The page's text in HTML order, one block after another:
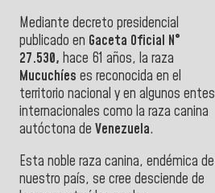
Mediante decreto presidencial
publicado en Gaceta Oficial N°
27.530, hace 61 años, la raza
Mucuchíes es reconocida en el
territorio nacional y en algunos entes
internacionales como la raza canina
autóctona de Venezuela.
Esta noble raza canina, endémica de
nuestro país, se cree desciende de